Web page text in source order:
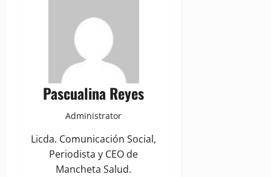
Pascualina Reyes
Administrator
Licda. Comunicación Social,
Periodista y CEO de
Mancheta Salud.